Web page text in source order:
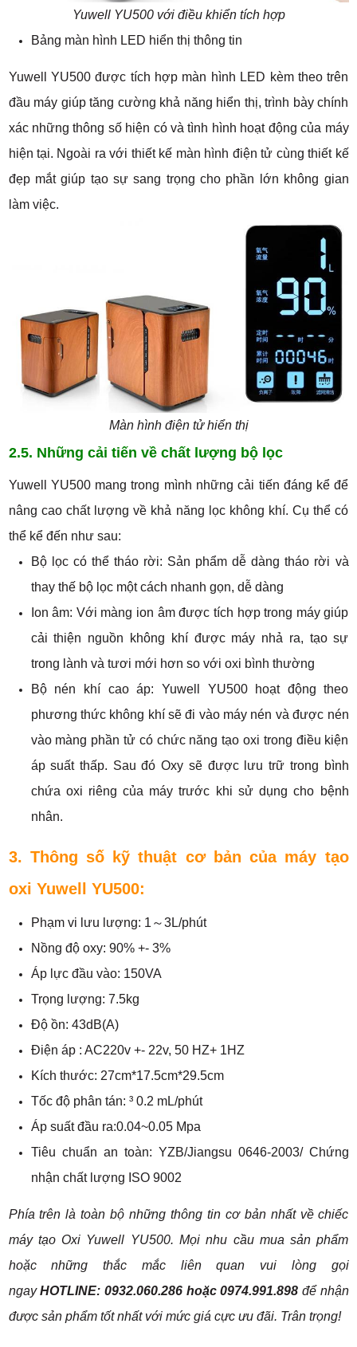
Yuwell YU500 với điều khiển tích hợp
Bảng màn hình LED hiển thị thông tin
Yuwell YU500 được tích hợp màn hình LED kèm theo trên
đầu máy giúp tăng cường khả năng hiển thị, trình bày chính
xác những thông số hiện có và tình hình hoạt động của máy
hiện tại. Ngoài ra với thiết kế màn hình điện tử cùng thiết kế
đẹp mắt giúp tạo sự sang trọng cho phần lớn không gian
làm việc.
Màn hình điện tử hiển thị
2.5. Những cải tiến về chất lượng bộ lọc
Yuwell YU500 mang trong mình những cải tiến đáng kể để
nâng cao chất lượng về khả năng lọc không khí. Cụ thể có
thể kể đến như sau:
Bộ lọc có thể tháo rời: Sản phẩm dễ dàng tháo rời và
thay thế bộ lọc một cách nhanh gọn, dễ dàng
Ion âm: Với màng ion âm được tích hợp trong máy giúp
cải thiện nguồn không khí được máy nhả ra, tạo sự
trong lành và tươi mới hơn so với oxi bình thường
Bộ nén khí cao áp: Yuwell YU500 hoạt động theo
phương thức không khí sẽ đi vào máy nén và được nén
vào màng phần tử có chức năng tạo oxi trong điều kiện
áp suất thấp. Sau đó Oxy sẽ được lưu trữ trong bình
chứa oxi riêng của máy trước khi sử dụng cho bệnh
nhân.
3. Thông số kỹ thuật cơ bản của máy tạo
oxi Yuwell YU500:
Phạm vi lưu lượng: 1～3L/phút
Nồng độ oxy: 90% +- 3%
Áp lực đầu vào: 150VA
Trọng lượng: 7.5kg
Độ ồn: 43dB(A)
Điện áp : AC220v +- 22v, 50 HZ+ 1HZ
Kích thước: 27cm*17.5cm*29.5cm
Tốc độ phân tán: ³ 0.2 mL/phút
Áp suất đầu ra:0.04~0.05 Mpa
Tiêu chuẩn an toàn: YZB/Jiangsu 0646-2003/ Chứng
nhận chất lượng ISO 9002
Phía trên là toàn bộ những thông tin cơ bản nhất về chiếc
máy tạo Oxi Yuwell YU500. Mọi nhu cầu mua sản phẩm
hoặc những thắc mắc liên quan vui lòng gọi
ngayHOTLINE: 0932.060.286 hoặc 0974.991.898 để nhận
được sản phẩm tốt nhất với mức giá cực ưu đãi. Trân trọng!